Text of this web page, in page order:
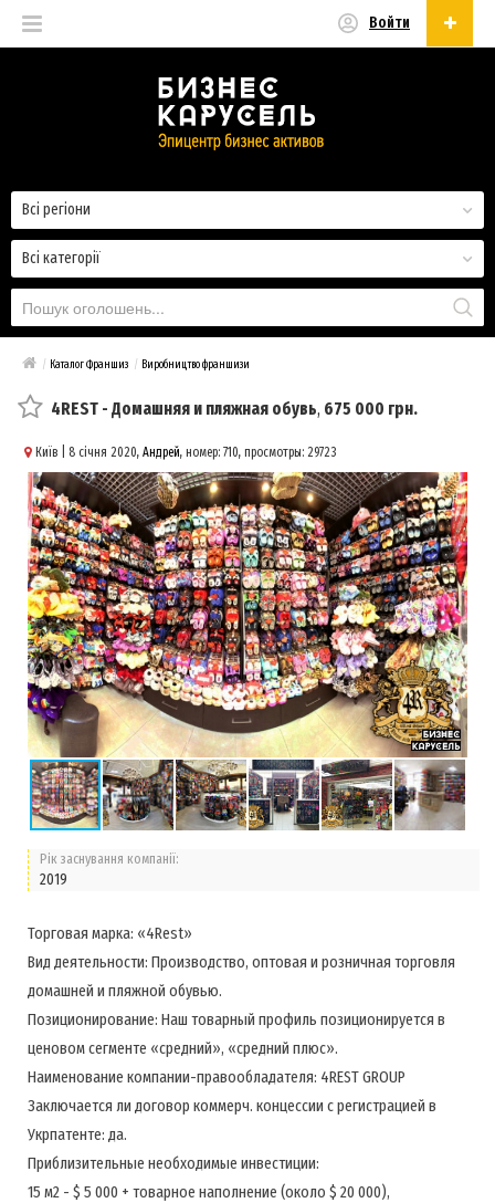
Войти
Всі категорії
Всі регіони
/ Каталог Франшиз / Виробництво франшизи
4REST - Домашняя и пляжная обувь, 675 000 грн.
Київ | 8 січня 2020, Андрей, номер: 710, просмотры: 29723
Рік заснування компанії:
2019
Торговая марка: «4Rest»
Вид деятельности: Производство, оптовая и розничная торговля
домашней и пляжной обувью.
Позиционирование: Наш товарный профиль позиционируется в
ценовом сегменте «средний», «средний плюс».
Наименование компании-правообладателя: 4REST GROUP
Заключается ли договор коммерч. концессии с регистрацией в
Укрпатенте: да.
Приблизительные необходимые инвестиции:
15 м2 - $ 5 000 + товарное наполнение (около $ 20 000),